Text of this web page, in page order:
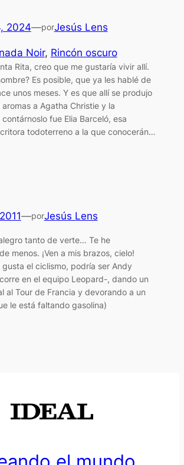
2024—porJesús Lens
Noir, Rincón oscuro
Rita, creo que me gustaría vivir allí.
Es posible, que ya les hablé de
unos meses. Y es que allí se produjo
a Agatha Christie y la
fue Elia Barceló, esa
todoterreno a la que conocerán…
—porJesús Lens
tanto de verte… Te he
menos. ¡Ven a mis brazos, cielo!
gusta el ciclismo, podría ser Andy
en el equipo Leopard-, dando un
al Tour de Francia y devorando a un
le está faltando gasolina)